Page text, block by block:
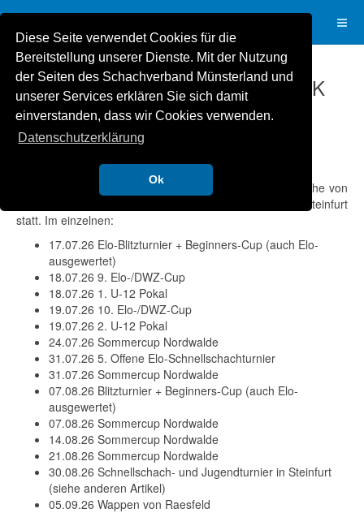
Diese Seite verwendet Cookies für die
Bereitstellung unserer Dienste. Mit der Nutzung
der Seiten des Schachverband Münsterland und
unserer Services erklären Sie sich damit
einverstanden, dass wir Cookies verwenden.
Datenschutzerklärung
Ok
Sommerprogramm nicht nur des SK
Münster 32
Achim Müller Uncategorised
Der SK Münster 32 bietet in den Sommerferien eine Reihe von
Turnieren an. Weitere Turniere finden in Raesfeld und Steinfurt
statt. Im einzelnen:
17.07.26 Elo-Blitzturnier + Beginners-Cup (auch Elo-
ausgewertet)
18.07.26 9. Elo-/DWZ-Cup
18.07.26 1. U-12 Pokal
19.07.26 10. Elo-/DWZ-Cup
19.07.26 2. U-12 Pokal
24.07.26 Sommercup Nordwalde
31.07.26 5. Offene Elo-Schnellschachturnier
31.07.26 Sommercup Nordwalde
07.08.26 Blitzturnier + Beginners-Cup (auch Elo-
ausgewertet)
07.08.26 Sommercup Nordwalde
14.08.26 Sommercup Nordwalde
21.08.26 Sommercup Nordwalde
30.08.26 Schnellschach- und Jugendturnier in Steinfurt
(siehe anderen Artikel)
05.09.26 Wappen von Raesfeld